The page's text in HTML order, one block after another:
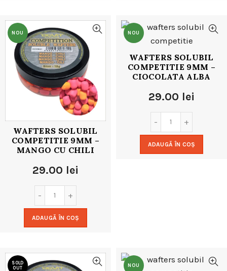
NOU
WAFTERS SOLUBIL
COMPETITIE 9MM –
MANGO CU CHILI
29.00 lei
ADAUGĂ ÎN COȘ
NOU
WAFTERS SOLUBIL
COMPETITIE 9MM –
CIOCOLATA ALBA
29.00 lei
ADAUGĂ ÎN COȘ
SOLD
OUT
NOU